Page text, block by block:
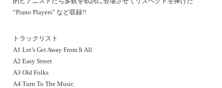
“Piano Players” など収録!!
トラックリスト
A1 Let’s Get Away From It All
A2 Easy Street
A3 Old Folks
A4 Turn To The Music